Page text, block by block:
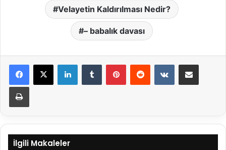
Velayetin Kaldırılması Nedir?
– babalık davası
LinkedInTumblr PinterestReddit VKontakteE-Posta ile paylaş
Yazdır
İlgili Makaleler